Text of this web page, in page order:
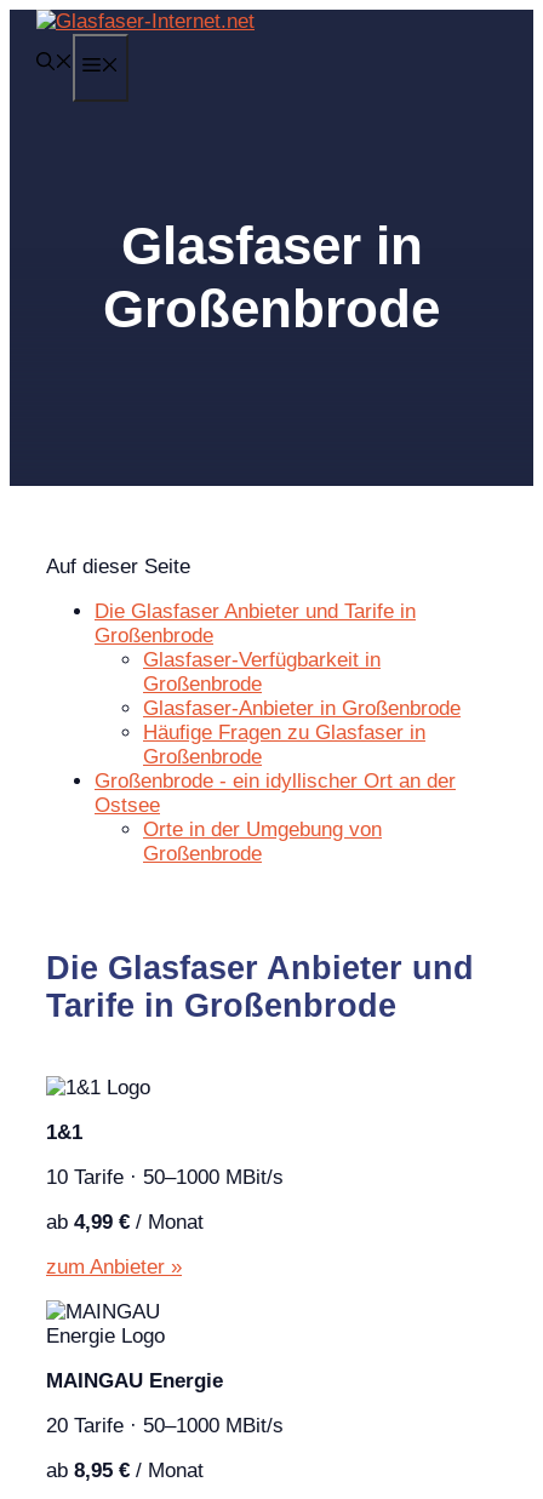
Zum
springen
Glasfaser in
Großenbrode
Auf dieser Seite
Die Glasfaser Anbieter und Tarife in
Großenbrode
Glasfaser-Verfügbarkeit in
Großenbrode
Glasfaser-Anbieter in Großenbrode
Häufige Fragen zu Glasfaser in
Großenbrode
Großenbrode - ein idyllischer Ort an der
Ostsee
Orte in der Umgebung von
Großenbrode
Die Glasfaser Anbieter und
Tarife in Großenbrode
1&1
10 Tarife · 50–1000 MBit/s
ab 4,99 € / Monat
zum Anbieter »
MAINGAU Energie
20 Tarife · 50–1000 MBit/s
ab 8,95 € / Monat